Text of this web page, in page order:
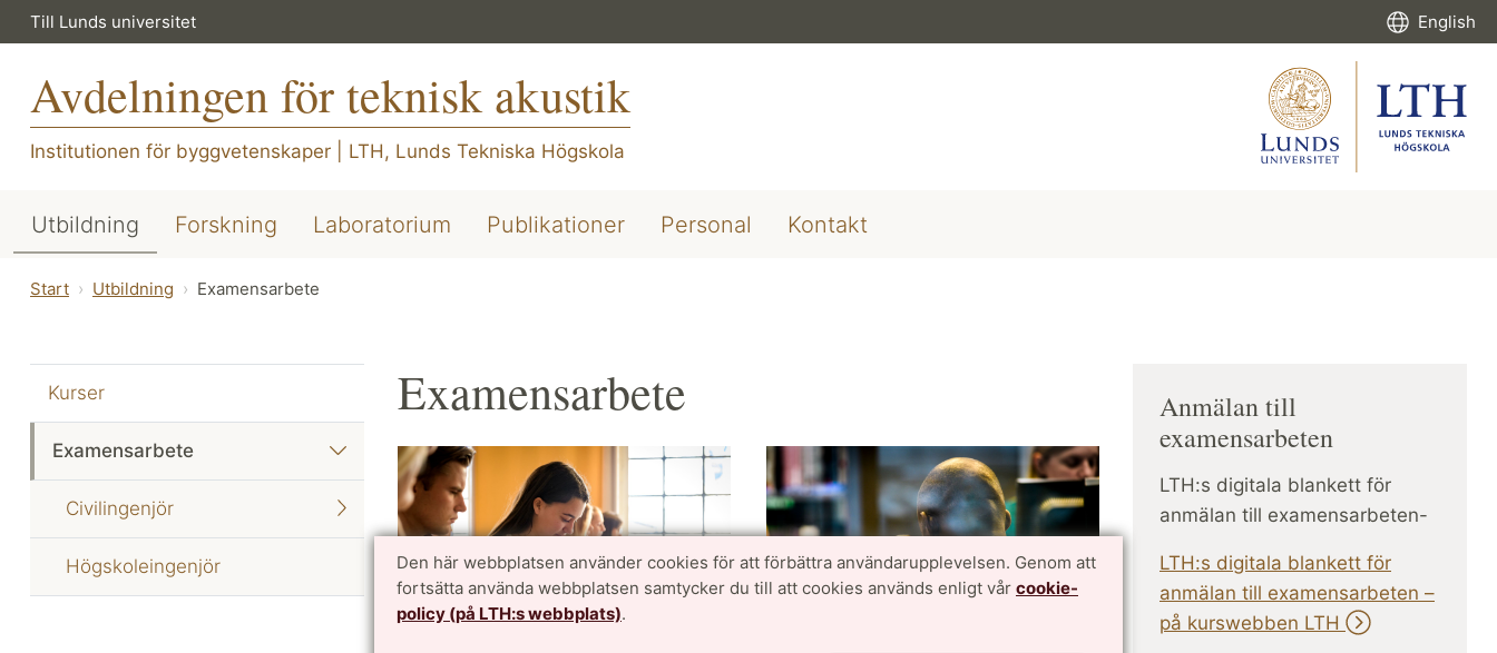
Den här webbplatsen använder cookies för att förbättra användarupplevelsen. Genom att
fortsätta använda webbplatsen samtycker du till att cookies används enligt vår cookie-
policy (på LTH:s webbplats).
Till Lunds universitet English
Avdelningen för teknisk akustik
Institutionen för byggvetenskaper LTH, Lunds Tekniska Högskola
Utbildning Forskning Laboratorium Publikationer Personal Kontakt
Start Utbildning Examensarbete
Kurser
Examensarbete
Civilingenjör
Högskoleingenjör
Examensarbete
Anmälan till
examensarbeten
LTH:s digitala blankett för
anmälan till examensarbeten-
LTH:s digitala blankett för
anmälan till examensarbeten –
på kurswebben LTH